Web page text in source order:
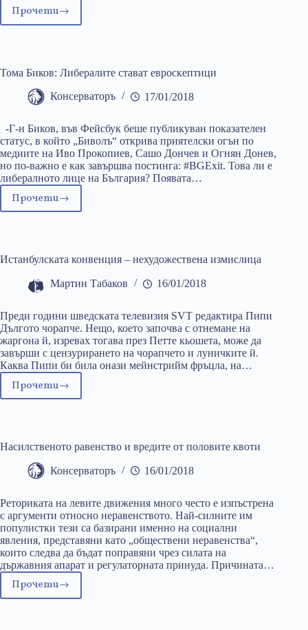
ПрочетиКриворазбраното
Тома Биков: Либералите стават евроскептици
Консерваторъ 17/01/2018
-Г-н Биков, във Фейсбук беше публикуван показателен
статус, в който „Биволъ“ открива приятелски огън по
медиите на Иво Прокопиев, Сашо Дончев и Огнян Донев,
но по-важно е как завършва постинга: #BGExit. Това ли е
либералното лице на България? Появата…
Прочети
Тома
евроскептици
Истанбулската конвенция – нехудожествена измислица
Мартин Табаков 16/01/2018
Преди години шведската телевизия SVT редактира Пипи
Дългото чорапче. Нещо, което започва с отнемане на
жаргона й, изревах тогава през Петте кьошета, може да
завърши с цензурирането на чорапчето и луничките й.
Каква Пипи би била онази мейнстрийм фръцла, на…
ПрочетиИстанбулската
измислица
Насилственото равенство и вредите от половите квоти
Консерваторъ 16/01/2018
Реториката на левите движения много често е изпъстрена
с аргументи относно неравенството. Най-силните им
популистки тези са базирани именно на социални
явления, представяни като „обществени неравенства“,
които следва да бъдат поправяни чрез силата на
държавния апарат и регулаторната принуда. Причината…
ПрочетиНасилственото